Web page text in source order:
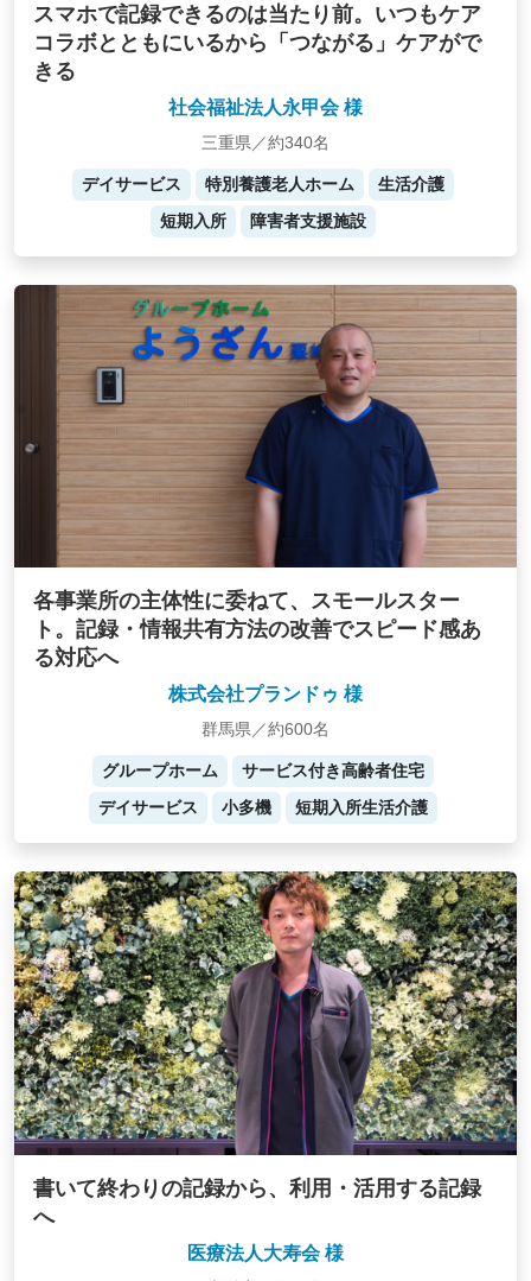
スマホで記録できるのは当たり前。いつもケア
コラボとともにいるから「つながる」ケアがで
きる
社会福祉法人永甲会 様
三重県／約340名
デイサービス 特別養護老人ホーム
生活介護
短期入所
障害者支援施設
各事業所の主体性に委ねて、スモールスター
ト。記録・情報共有方法の改善でスピード感あ
る対応へ
株式会社プランドゥ 様
群馬県／約600名
グループホーム
サービス付き高齢者住宅
デイサービス
小多機 短期入所生活介護
書いて終わりの記録から、利用・活用する記録
へ
医療法人大寿会 様